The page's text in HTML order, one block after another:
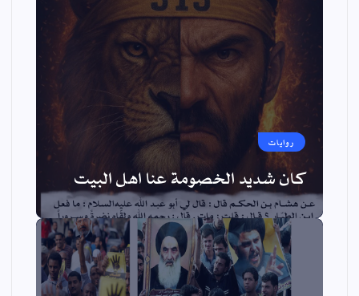
روايات
كان شديد الخصومة عنا اهل البيت